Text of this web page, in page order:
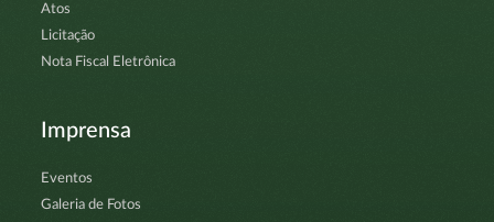
Atos
Licitação
Nota Fiscal Eletrônica
Imprensa
Eventos
Galeria de Fotos